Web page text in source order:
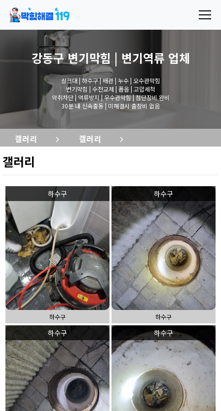
강동구 변기막힘 | 변기역류 업체
싱크대 | 하수구 | 배관 | 누수 | 오수관막힘
변기막힘 | 수전교체 | 폽옵 | 고압세척
악취차단 | 역류방지 | 우수관막힘 | 첨단장비 완비
30분 내 신속출동 | 미해결시 출장비 없음
갤러리 갤러리
갤러리
하수구
하수구
하수구
하수구
하수구 하수구